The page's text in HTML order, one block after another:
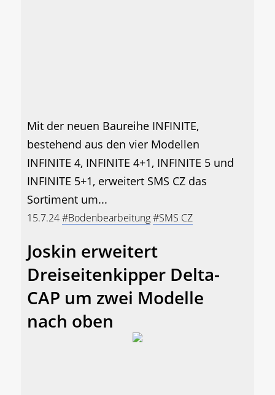
Mit der neuen Baureihe INFINITE,
bestehend aus den vier Modellen
INFINITE 4, INFINITE 4+1, INFINITE 5 und
INFINITE 5+1, erweitert SMS CZ das
Sortiment um...
15.7.24#Bodenbearbeitung#SMS CZ
Joskin erweitert
Dreiseitenkipper Delta-
CAP um zwei Modelle
nach oben